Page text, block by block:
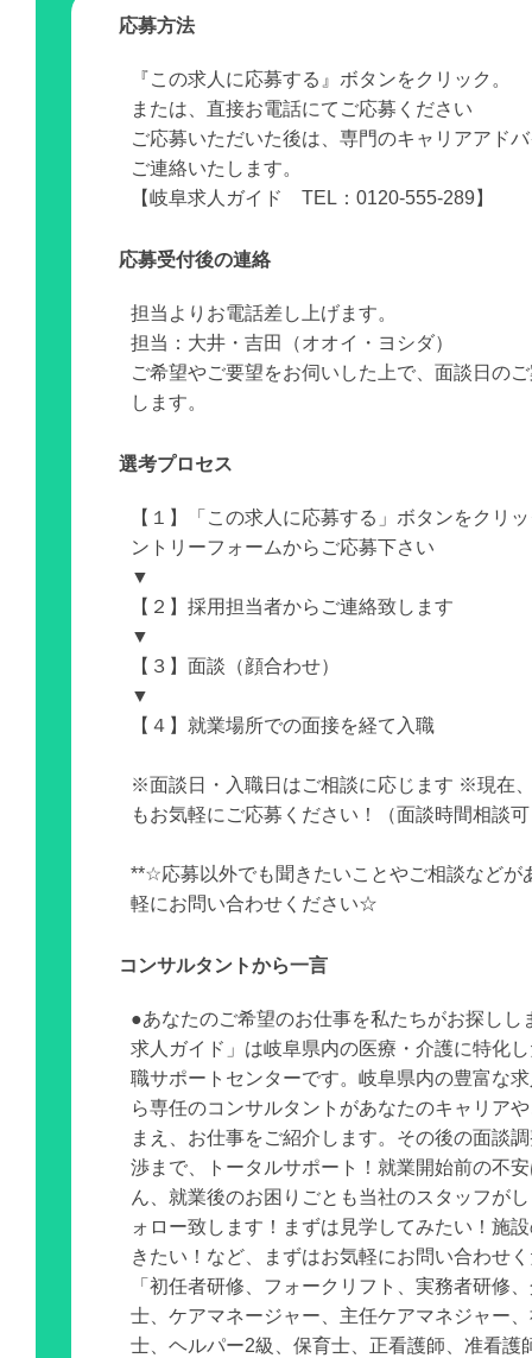
応募方法
『この求人に応募する』ボタンをクリック。
または、直接お電話にてご応募ください
ご応募いただいた後は、専門のキャリアアド
ご連絡いたします。
【岐阜求人ガイド TEL：0120-555-289】
応募受付後の連絡
担当よりお電話差し上げます。
担当：大井・吉田（オオイ・ヨシダ）
ご希望やご要望をお伺いした上で、面談日の
します。
選考プロセス
【１】「この求人に応募する」ボタンをクリ
ントリーフォームからご応募下さい
▼
【２】採用担当者からご連絡致します
▼
【３】面談（顔合わせ）
▼
【４】就業場所での面接を経て入職
※面談日・入職日はご相談に応じます ※現在
もお気軽にご応募ください！（面談時間相談
**☆応募以外でも聞きたいことやご相談などが
軽にお問い合わせください☆
コンサルタントから一言
●あなたのご希望のお仕事を私たちがお探しし
求人ガイド」は岐阜県内の医療・介護に特化
職サポートセンターです。岐阜県内の豊富な
ら専任のコンサルタントがあなたのキャリア
まえ、お仕事をご紹介します。その後の面談
渉まで、トータルサポート！就業開始前の不
ん、就業後のお困りごとも当社のスタッフが
ォロー致します！まずは見学してみたい！施
きたい！など、まずはお気軽にお問い合わせ
「初任者研修、フォークリフト、実務者研修
士、ケアマネージャー、主任ケアマネジャー
士、ヘルパー2級、保育士、正看護師、准看護